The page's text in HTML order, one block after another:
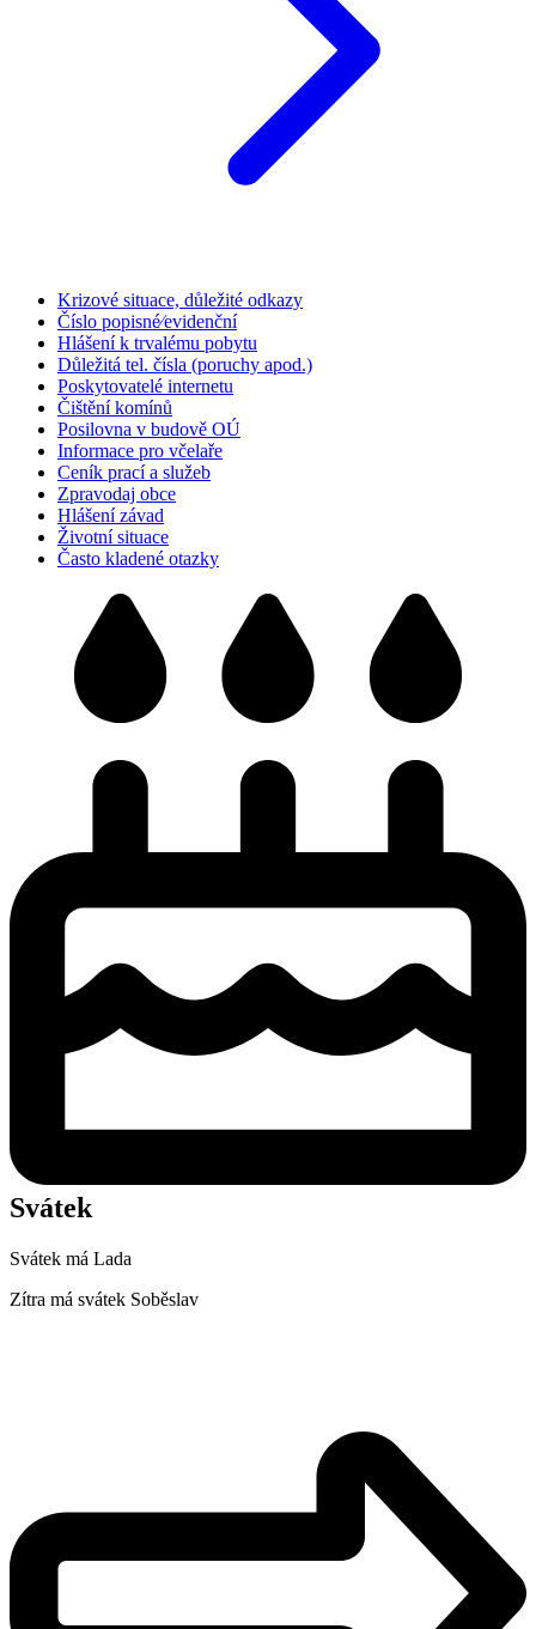
Krizové situace, důležité odkazy
Číslo popisné⁄evidenční
Hlášení k trvalému pobytu
Důležitá tel. čísla (poruchy apod.)
Poskytovatelé internetu
Čištění komínů
Posilovna v budově OÚ
Informace pro včelaře
Ceník prací a služeb
Zpravodaj obce
Hlášení závad
Životní situace
Často kladené otazky
Svátek
Svátek má Lada
Zítra má svátek Soběslav